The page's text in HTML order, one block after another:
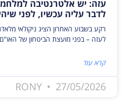
עזה: יש אלטרנטיבה
לדבר עליה עכשיו, לפני
רקע בשבוע האחרון הציג ניקולאי
לעזה – בפני מועצת הביטחון של האו"ם
קרא עוד
RONY 27/05/2026